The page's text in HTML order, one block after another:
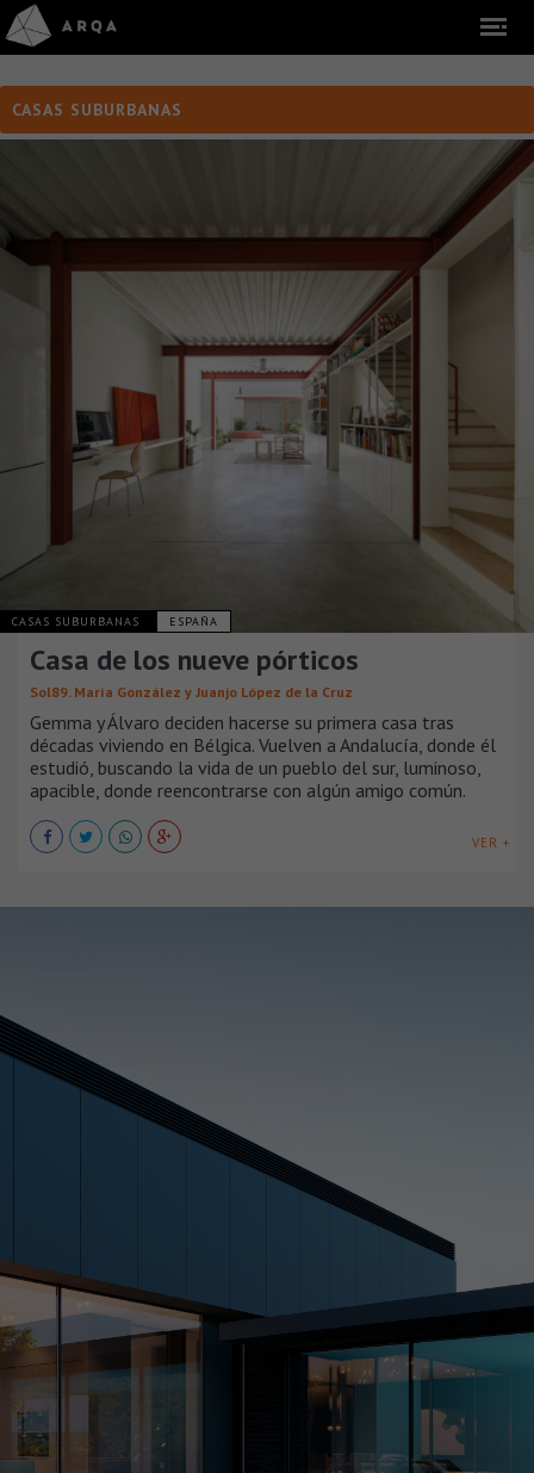
CASAS SUBURBANAS
CASAS SUBURBANAS ESPAÑA
Casa de los nueve pórticos
Sol89. María González y Juanjo López de la Cruz
Gemma y Álvaro deciden hacerse su primera casa tras
décadas viviendo en Bélgica. Vuelven a Andalucía, donde él
estudió, buscando la vida de un pueblo del sur, luminoso,
apacible, donde reencontrarse con algún amigo común.
VER +